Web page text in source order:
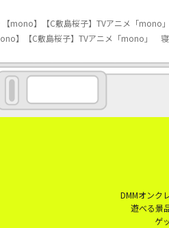
【mono】【C敷島桜子】TVアニメ「
】【C敷島桜子】TVアニメ「mono」
DMMオンク
遊べる景
ゲ